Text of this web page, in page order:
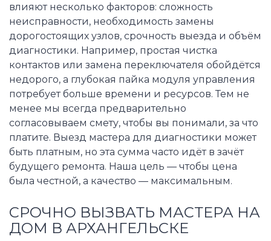
влияют несколько факторов: сложность
неисправности, необходимость замены
дорогостоящих узлов, срочность выезда и объём
диагностики. Например, простая чистка
контактов или замена переключателя обойдётся
недорого, а глубокая пайка модуля управления
потребует больше времени и ресурсов. Тем не
менее мы всегда предварительно
согласовываем смету, чтобы вы понимали, за что
платите. Выезд мастера для диагностики может
быть платным, но эта сумма часто идёт в зачёт
будущего ремонта. Наша цель — чтобы цена
была честной, а качество — максимальным.
СРОЧНО ВЫЗВАТЬ МАСТЕРА НА
ДОМ В АРХАНГЕЛЬСКЕ